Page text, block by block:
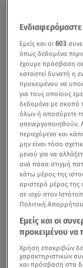
Εμείς και οι603
όπως δεδομένα
έχουμε πρόσβαση
καταστεί δυνατή η
προκειμένου να
για τους οποίους
δεδομένα με σκοπό
όλων ή αποσύρετε
απενεργοποιηθούν.
περιεχόμενο και
μην είναι τόσο
μενού για να
ανά πάσα στιγμή
κάτω μέρος της
αριστερό μέρος της
σε ισχύ στον
Πολιτική
Εμείς και οι
προκειμένου να
Χρήση επακριβών
χαρακτηριστικών
και πρόσβαση στα